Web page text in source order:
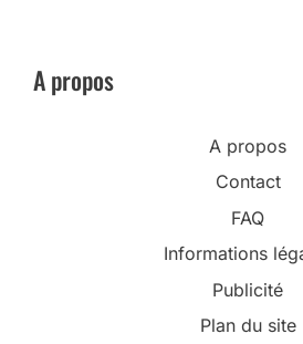
A propos
A propos
Contact
FAQ
Informations
Publicité
Plan du site